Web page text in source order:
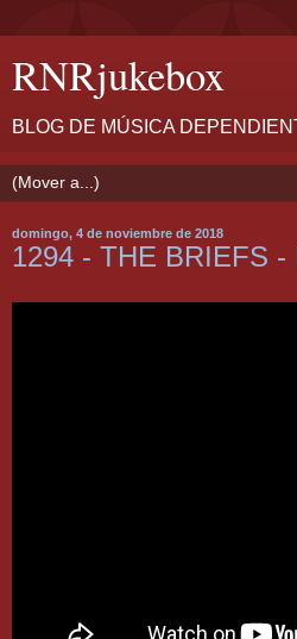
RNRjukebox
BLOG DE MÚSICA
domingo, 4 de noviembre de 2018
1294 - THE BRIEFS -